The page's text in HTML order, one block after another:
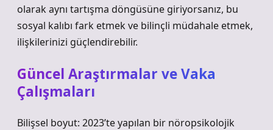
olarak aynı tartışma döngüsüne giriyorsanız, bu
sosyal kalıbı fark etmek ve bilinçli müdahale etmek,
ilişkilerinizi güçlendirebilir.
Güncel Araştırmalar ve Vaka
Çalışmaları
Bilişsel boyut: 2023’te yapılan bir nöropsikolojik